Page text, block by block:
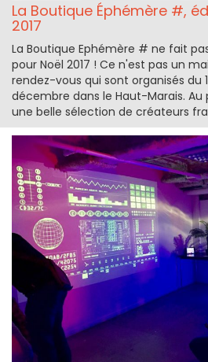
La Boutique Éphémère #,
2017
La Boutique Ephémère # ne fait
pour Noël 2017 ! Ce n'est pas un
rendez-vous qui sont organisés du
décembre dans le Haut-Marais.
une belle sélection de créateurs